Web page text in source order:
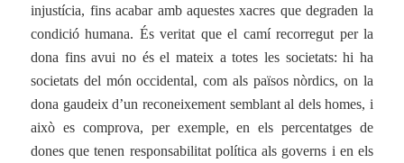
injustícia, fins acabar amb aquestes xacres que degraden la
condició humana. És veritat que el camí recorregut per la
dona fins avui no és el mateix a totes les societats: hi ha
societats del món occidental, com als països nòrdics, on la
dona gaudeix d’un reconeixement semblant al dels homes, i
això es comprova, per exemple, en els percentatges de
dones que tenen responsabilitat política als governs i en els